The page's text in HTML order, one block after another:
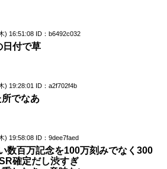
) 16:51:08 ID：b6492c032
日付で草
) 19:28:01 ID：a2f702f4b
でなあ
) 19:58:08 ID：9dee7faed
数百万記念を100万刻みでなく300
確定だし渋すぎ